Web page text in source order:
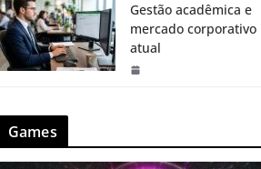
Gestão acadêmica e
mercado corporativo
atual
Games